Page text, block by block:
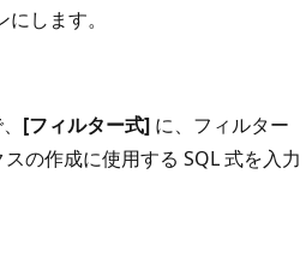
します。
[フィルター式] に、フィルター
の作成に使用する SQL 式を入力